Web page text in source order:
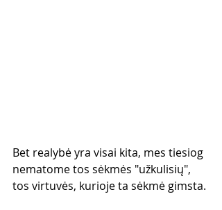
Bet realybė yra visai kita, mes tiesiog
nematome tos sėkmės "užkulisių",
tos virtuvės, kurioje ta sėkmė gimsta.